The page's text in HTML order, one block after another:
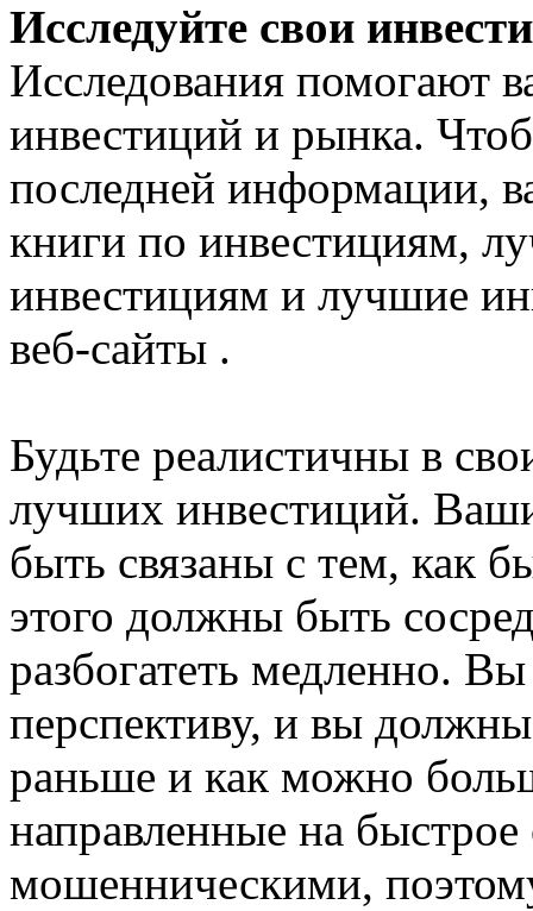
Исследуйте свои
Исследования помогают
инвестиций и рынка.
последней информации,
книги по инвестициям,
инвестициям и лучшие
веб-сайты .
Будьте реалистичны в
лучших инвестиций.
быть связаны с тем, как
этого должны быть
разбогатеть медленно.
перспективу, и вы
раньше и как можно
направленные на
мошенническими,